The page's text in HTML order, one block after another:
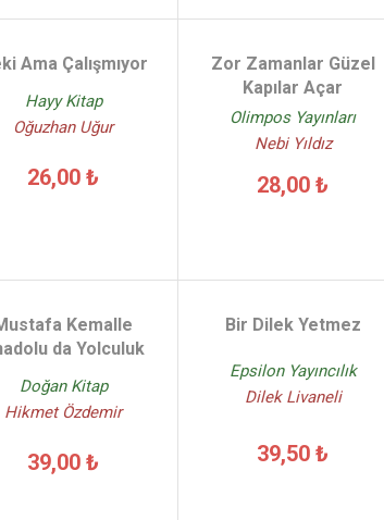
Ama Çalışmıyor
Hayy Kitap
Oğuzhan Uğur
26,00 ₺
Zor Zamanlar Güzel
Kapılar Açar
Olimpos Yayınları
Nebi Yıldız
28,00 ₺
Kemalle
da Yolculuk
Doğan Kitap
Hikmet Özdemir
39,00 ₺
Bir Dilek Yetmez
Epsilon Yayıncılık
Dilek Livaneli
39,50 ₺